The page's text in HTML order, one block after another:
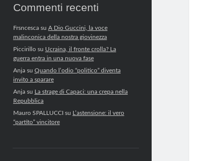
Commenti recenti
Frsncescasu A Dio Guccini, la voce
malinconica della nostra giovinezza
Piccirillosu Ucraina, il fronte crolla? La
guerra entra in una nuova fase
Anjasu Quando l’odio “politico” diventa
invito a sparare
Anjasu La strage di Capaci: una crepa nella
Repubblica
Mauro SPALLUCCIsu L’astensione: il vero
“partito” vincitore